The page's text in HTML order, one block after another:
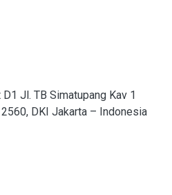
Jl. TB Simatupang Kav 1
DKI Jakarta – Indonesia